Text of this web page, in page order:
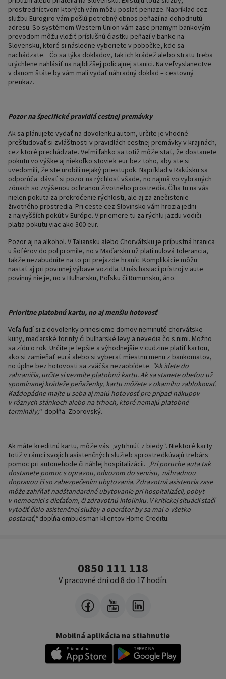
prostredníctvom ktorých vám môžu poslať peniaze. Napríklad cez
službu Eurogiro vám pošlú potrebný obnos peňazí na dohodnutú
adresu. So systémom Western Union vám zase priamym bankovým
prevodom môžu vložiť príslušnú čiastku peňazí v banke na
Slovensku, ktoré si následne vyberiete v pobočke, kde sa
nachádzate.
Čo sa týka dokladov, tak ich krádež alebo stratu treba
urýchlene nahlásiť na najbližšej policajnej stanici. Na veľvyslanectve
v danom štáte by vám mali vydať náhradný doklad – cestovný
preukaz.
Pozor na špecifické pravidlá cestnej premávky
Ak sa plánujete vydať na dovolenku autom, určite je vhodné
preštudovať si zvláštnosti v pravidlách cestnej premávky v krajinách,
cez ktoré prechádzate. Veľmi ľahko sa totiž môže stať, že dostanete
pokutu vo výške aj niekoľko stoviek eur bez toho, aby ste si
uvedomili, že ste urobili nejaký priestupok. Napríklad v Rakúsku sa
odporúča dávať si pozor na rýchlosť všade, no najmä vo vybraných
zónach so zvýšenou ochranou životného prostredia. Číha tu na vás
nielen pokuta za prekročenie rýchlosti, ale aj za znečistenie
životného prostredia. Pri ceste cez Slovinsko vám hrozia jedni
z najvyšších pokút v Európe. V priemere tu za rýchlu jazdu vodiči
platia pokutu viac ako 300 eur.
Pozor aj na alkohol. V Taliansku alebo Chorvátsku je prípustná hranica
u šoférov do pol promile, no v Maďarsku už platí nulová tolerancia,
takže nezabudnite na to pri prejazde hraníc. Komplikácie môžu
nastať aj pri povinnej výbave vozidla. U nás hasiaci prístroj v aute
povinný nie je, no v Bulharsku, Poľsku či Rumunsku, áno.
Prioritne platobnú kartu, no aj menšiu hotovosť
Veľa ľudí si z dovolenky prinesieme domov neminuté chorvátske
kuny, maďarské forinty či bulharské levy a nevedia čo s nimi. Možno
sa zídu o rok. Určite je lepšie a výhodnejšie v cudzine platiť kartou,
ako si zamieňať eurá alebo si vyberať miestnu menu z bankomatov,
no úplne bez hotovosti sa zväčša nezaobídete. "Ak idete do
zahraničia, určite si vezmite platobnú kartu. Ak sa stanete obeťou už
spomínanej krádeže peňaženky, kartu môžete v okamihu zablokovať.
Každopádne majte u seba aj malú hotovosť pre prípad nákupov
v rôznych stánkoch alebo na trhoch, ktoré nemajú platobné
terminály,“ dopĺňa Zborovský.
Ak máte kreditnú kartu, môže vás „vytrhnúť z biedy“. Niektoré karty
totiž v rámci svojich asistenčných služieb sprostredkúvajú trebárs
pomoc pri autonehode či náhlej hospitalizácii. „Pri poruche auta tak
dostanete pomoc s opravou, odvozom do servisu, náhradnou
dopravou či so zabezpečením ubytovania. Zdravotná asistencia zase
môže zahŕňať nadštandardné ubytovanie pri hospitalizácii, pobyt
v nemocnici s dieťaťom, či zdravotnú infolinku. Vkritickej situácii stačí
vytočiť číslo asistenčnej služby a operátor by sa mal o všetko
postarať,“ dopĺňa ombudsman klientov Home Creditu.
0850 111 118
V pracovné dni od 8 do 17 hodín.
Mobilná aplikácia na stiahnutie